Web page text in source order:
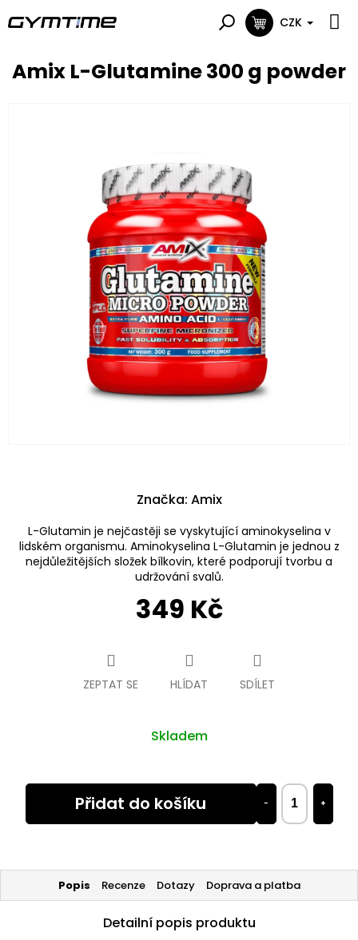
na
NÁKUPNÍ
CZK
Amix L-Glutamine 300 g powder
349 Kč
Skladem
+
−
Přidat do košíku
L-Glutamin je nejčastěji se vyskytující aminokyselina v
lidském organismu. Aminokyselina L-Glutamin je jednou z
nejdůležitějších složek bílkovin, které podporují tvorbu a
udržování svalů.
ZEPTAT SE HLÍDAT SDÍLET
Značka: Amix
Popis Recenze Dotazy Doprava a platba
Detailní popis produktu